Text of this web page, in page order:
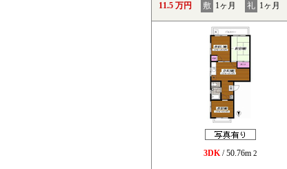
11.5 万円 敷 1ヶ月 礼 1ヶ月
3DK/ 50.76m 2